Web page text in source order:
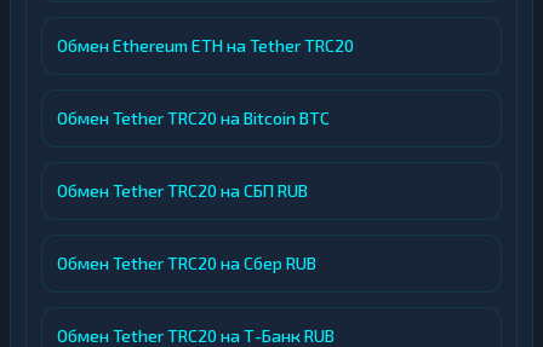
Обмен Ethereum ETH на Tether TRC20
Обмен Tether TRC20 на Bitcoin BTC
Обмен Tether TRC20 на СБП RUB
Обмен Tether TRC20 на Сбер RUB
Обмен Tether TRC20 на Т-Банк RUB